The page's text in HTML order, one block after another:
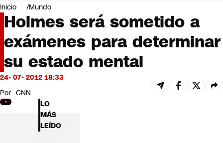
Negocios
Deportes
Programas completos
Cultura
Servicios
Bits
CNN tiempo
Futuro 360
Opinión
Inicio Mundo
Holmes será sometido a
exámenes para determinar
su estado mental
24- 07- 2012 18:33
Por CNN
LO
MÁS
LEÍDO